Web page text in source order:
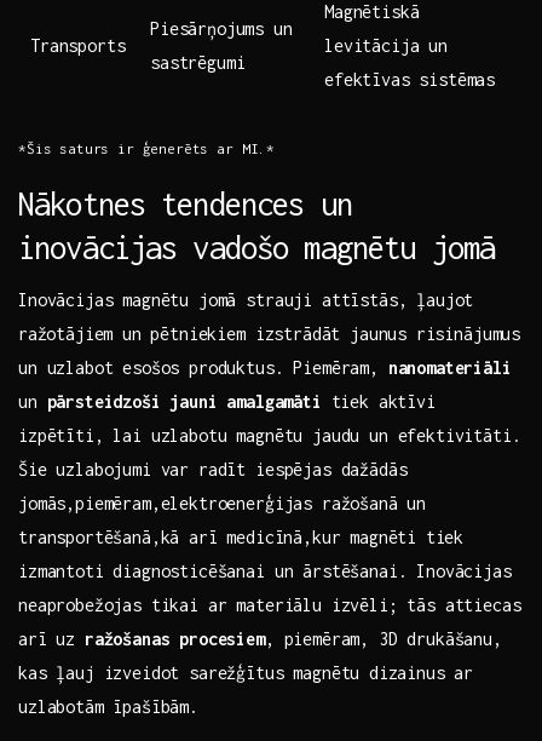
Transports
Piesārņojums un
sastrēgumi
Magnētiskā
levitācija un⁣
efektīvas sistēmas
*Šis ​saturs ir ģenerēts ‌ar MI.*
Nākotnes tendences un
inovācijas vadošo magnētu jomā
Inovācijas magnētu‌ jomā strauji attīstās, ļaujot
⁢ražotājiem ‌un ⁣pētniekiem izstrādāt jaunus⁤ risinājumus
un uzlabot esošos produktus. Piemēram, nanomateriāli
un pārsteidzoši ⁣jauni amalgamāti
tiek aktīvi
izpētīti,‌ lai uzlabotu​ magnētu ​jaudu un efektivitāti.
Šie uzlabojumi var radīt iespējas dažādās ​
jomās,piemēram,elektroenerģijas ražošanā un
transportēšanā,kā arī ⁢medicīnā,kur magnēti⁣ tiek⁢
izmantoti diagnosticēšanai un‍ ārstēšanai. Inovācijas
neaprobežojas tikai ar materiālu izvēli; tās attiecas​
arī uz ražošanas‍ procesiem, piemēram, 3D drukāšanu,
kas ļauj izveidot​ sarežģītus magnētu ⁢dizainus ar
uzlabotām īpašībām.